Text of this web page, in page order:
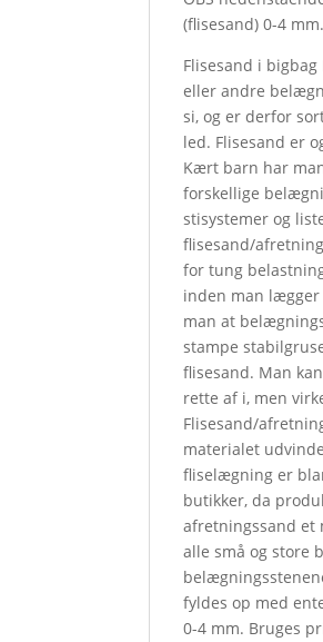
(flisesand) 0-4
Flisesand i
eller andre
si, og er derfor
led. Flisesand er
Kært barn har
forskellige
stisystemer og
flisesand/
for tung
inden man
man at
stampe
flisesand. Man
rette af i, men
Flisesand/
materialet
fliselægning er
butikker, da
afretningssand et
alle små og store
fyldes op med
0-4 mm. Bruges